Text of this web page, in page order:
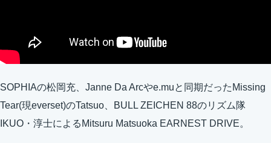
SOPHIAの松岡充、Janne Da Arcやe.muと同期だったMissing
Tear(現everset)のTatsuo、BULL ZEICHEN 88のリズム隊
IKUO・淳士によるMitsuru Matsuoka EARNEST DRIVE。